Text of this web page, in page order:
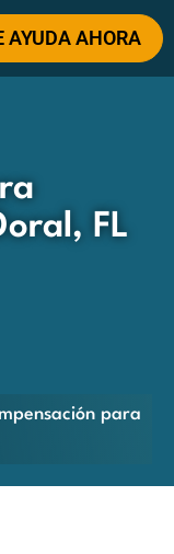
AYUDA AHORA
FL
para